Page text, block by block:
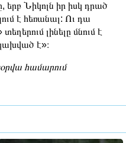
երբ Նիկոլն իր իսկ դրած
է հեռանալ: Ու դա
լինելը մնում է
է»։
համարում